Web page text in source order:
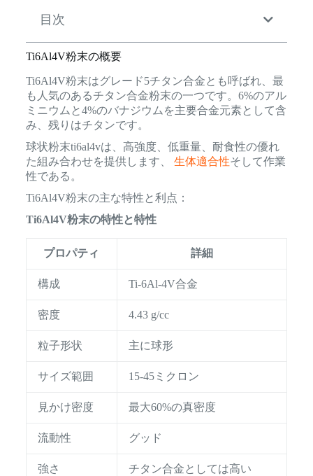
目次
Ti6Al4V粉末の概要
Ti6Al4V粉末はグレード5チタン合金とも呼ばれ、最
も人気のあるチタン合金粉末の一つです。6%のアル
ミニウムと4%のバナジウムを主要合金元素として含
み、残りはチタンです。
球状粉末ti6al4vは、高強度、低重量、耐食性の優れ
た組み合わせを提供します、
生体適合性そして作業
性である。
Ti6Al4V粉末の主な特性と利点：
Ti6Al4V粉末の特性と特性
プロパティ 詳細
構成 Ti-6Al-4V合金
密度 4.43 g/cc
粒子形状 主に球形
サイズ範囲 15-45ミクロン
見かけ密度 最大60%の真密度
流動性 グッド
強さ チタン合金としては高い